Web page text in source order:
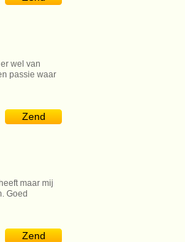
wel van
passie waar
Zend
maar mij
Goed
Zend